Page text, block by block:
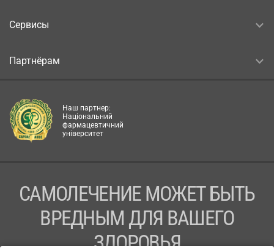
Сервисы
Партнёрам
Наш партнер:
Національний
фармацевтичний
університет
САМОЛЕЧЕНИЕ МОЖЕТ БЫТЬ
ВРЕДНЫМ ДЛЯ ВАШЕГО
ЗДОРОВЬЯ